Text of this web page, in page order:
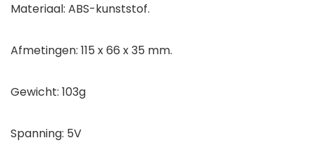
Materiaal: ABS-kunststof.
Afmetingen: 115 x 66 x 35 mm.
Gewicht: 103g
Spanning: 5V